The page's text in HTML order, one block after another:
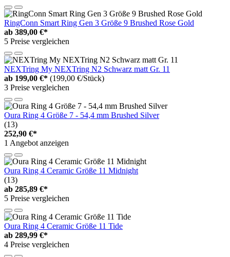
RingConn Smart Ring Gen 3 Größe 9 Brushed Rose Gold
ab 389,00 €*
5 Preise vergleichen
NEXTring My NEXTring N2 Schwarz matt Gr. 11
ab 199,00 €* (199,00 €/Stück)
3 Preise vergleichen
Oura Ring 4 Größe 7 - 54,4 mm Brushed Silver
(13)
252,90 €*
1 Angebot anzeigen
Oura Ring 4 Ceramic Größe 11 Midnight
(13)
ab 285,89 €*
5 Preise vergleichen
Oura Ring 4 Ceramic Größe 11 Tide
ab 289,99 €*
4 Preise vergleichen